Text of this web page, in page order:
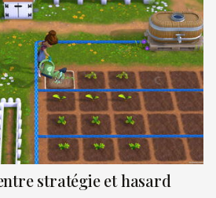
stratégie et hasard